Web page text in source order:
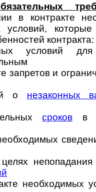
в контракте
которые
контракта:
условий
запретов и
о незаконных
сроков в
непопадания
необходимых